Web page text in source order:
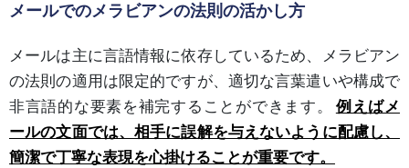
メールでのメラビアンの法則の活かし方
メールは主に言語情報に依存しているため、メラビアン
の法則の適用は限定的ですが、適切な言葉遣いや構成で
非言語的な要素を補完することができます。
例えばメ
ールの文面では、相手に誤解を与えないように配慮し、
簡潔で丁寧な表現を心掛けることが重要です。